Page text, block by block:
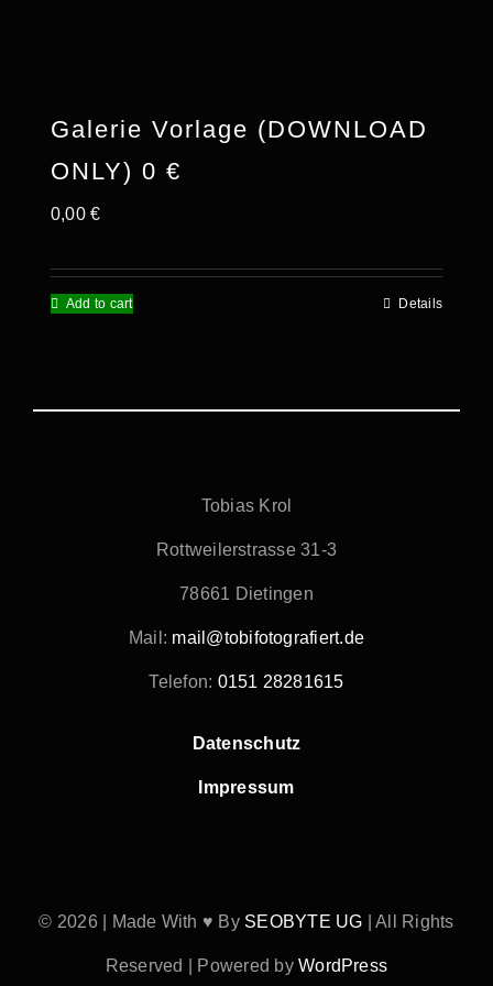
Kasse
Galerie Vorlage (DOWNLOAD
ONLY) 0 €
0,00€
Add to cart Details
Tobias Krol
Rottweilerstrasse 31-3
78661 Dietingen
Mail: mail@tobifotografiert.de
Telefon: 0151 28281615
Datenschutz
Impressum
© 2026 | Made With ♥ By SEOBYTE UG | All Rights
Reserved | Powered byWordPress